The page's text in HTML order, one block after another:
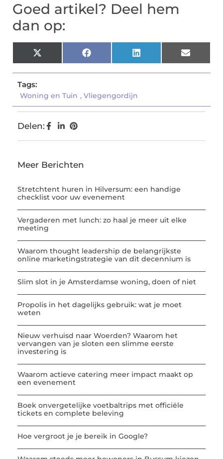
Goed artikel? Deel hem
dan op:
X
(Twitter)
Facebook LinkedIn Email
Tags:
Woning en Tuin , Vliegengordijn
Delen:
Meer Berichten
Stretchtent huren in Hilversum: een handige
checklist voor uw evenement
Vergaderen met lunch: zo haal je meer uit elke
meeting
Waarom thought leadership de belangrijkste
online marketingstrategie van dit decennium is
Slim slot in je Amsterdamse woning, doen of niet
Propolis in het dagelijks gebruik: wat je moet
weten
Nieuw verhuisd naar Woerden? Waarom het
vervangen van je sloten een slimme eerste
investering is
Waarom actieve catering meer impact maakt op
een evenement
Boek onvergetelijke voetbaltrips met officiële
tickets en complete beleving
Hoe vergroot je je bereik in Google?